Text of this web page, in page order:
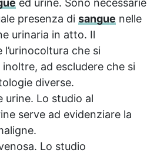
ed urine. Sono necessarie
presenza di sangue nelle
urinaria in atto. Il
che si
ad escludere che si
diverse.
urine. Lo studio al
serve ad evidenziare la
Lo studio